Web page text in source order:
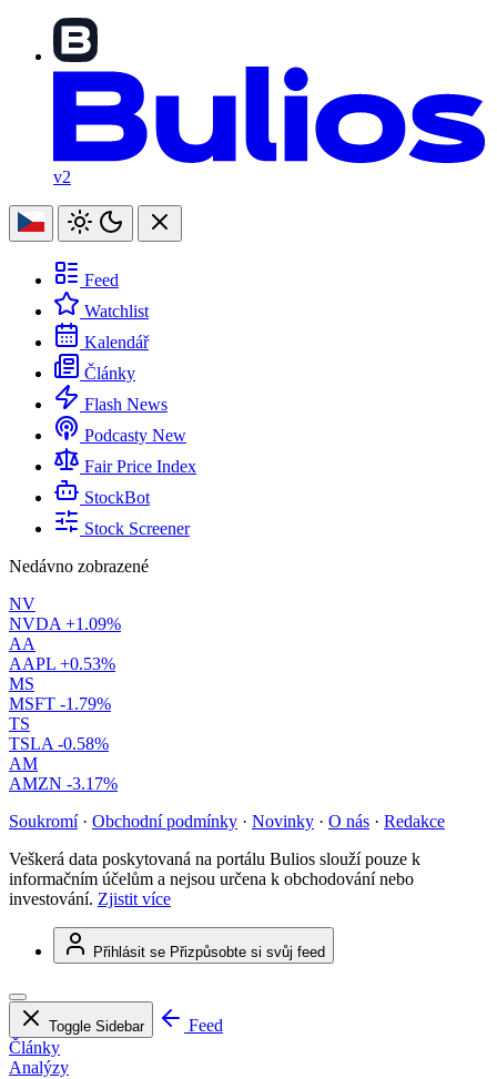
v2
Feed
Watchlist
Kalendář
Články
Flash News
Podcasty New
Fair Price Index
StockBot
Stock Screener
Nedávno zobrazené
NV
NVDA +1.09%
AA
AAPL +0.53%
MS
MSFT -1.79%
TS
TSLA -0.58%
AM
AMZN -3.17%
Soukromí · Obchodní podmínky · Novinky · O nás · Redakce
Veškerá data poskytovaná na portálu Bulios slouží pouze k
informačním účelům a nejsou určena k obchodování nebo
investování. Zjistit více
Přihlásit se Přizpůsobte si svůj feed
Toggle Sidebar
Feed
Články
Analýzy